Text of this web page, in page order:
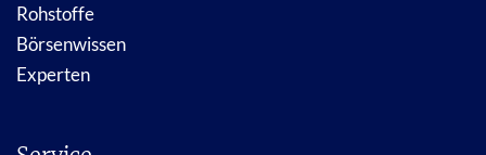
Rohstoffe
Börsenwissen
Experten